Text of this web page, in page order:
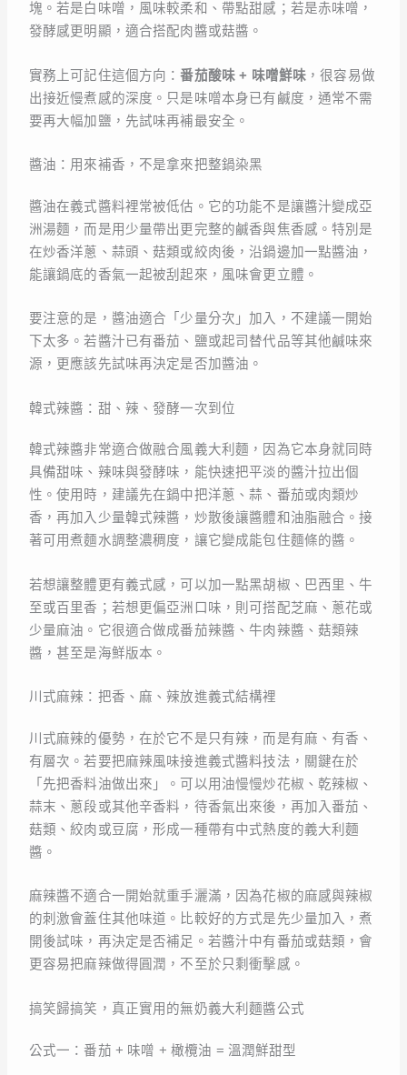
塊。若是白味噌，風味較柔和、帶點甜感；若是赤味噌，
發酵感更明顯，適合搭配肉醬或菇醬。
實務上可記住這個方向：番茄酸味 + 味噌鮮味 ，很容易做
出接近慢煮感的深度。只是味噌本身已有鹹度，通常不需
要再大幅加鹽，先試味再補最安全。
醬油：用來補香，不是拿來把整鍋染黑
醬油在義式醬料裡常被低估。它的功能不是讓醬汁變成亞
洲湯麵，而是用少量帶出更完整的鹹香與焦香感。特別是
在炒香洋蔥、蒜頭、菇類或絞肉後，沿鍋邊加一點醬油，
能讓鍋底的香氣一起被刮起來，風味會更立體。
要注意的是，醬油適合「少量分次」加入，不建議一開始
下太多。若醬汁已有番茄、鹽或起司替代品等其他鹹味來
源，更應該先試味再決定是否加醬油。
韓式辣醬：甜、辣、發酵一次到位
韓式辣醬非常適合做融合風義大利麵，因為它本身就同時
具備甜味、辣味與發酵味，能快速把平淡的醬汁拉出個
性。使用時，建議先在鍋中把洋蔥、蒜、番茄或肉類炒
香，再加入少量韓式辣醬，炒散後讓醬體和油脂融合。接
著可用煮麵水調整濃稠度，讓它變成能包住麵條的醬。
若想讓整體更有義式感，可以加一點黑胡椒、巴西里、牛
至或百里香；若想更偏亞洲口味，則可搭配芝麻、蔥花或
少量麻油。它很適合做成番茄辣醬、牛肉辣醬、菇類辣
醬，甚至是海鮮版本。
川式麻辣：把香、麻、辣放進義式結構裡
川式麻辣的優勢，在於它不是只有辣，而是有麻、有香、
有層次。若要把麻辣風味接進義式醬料技法，關鍵在於
「先把香料油做出來」。可以用油慢慢炒花椒、乾辣椒、
蒜末、蔥段或其他辛香料，待香氣出來後，再加入番茄、
菇類、絞肉或豆腐，形成一種帶有中式熱度的義大利麵
醬。
麻辣醬不適合一開始就重手灑滿，因為花椒的麻感與辣椒
的刺激會蓋住其他味道。比較好的方式是先少量加入，煮
開後試味，再決定是否補足。若醬汁中有番茄或菇類，會
更容易把麻辣做得圓潤，不至於只剩衝擊感。
搞笑歸搞笑，真正實用的無奶義大利麵醬公式
公式一：番茄 + 味噌 + 橄欖油 = 溫潤鮮甜型